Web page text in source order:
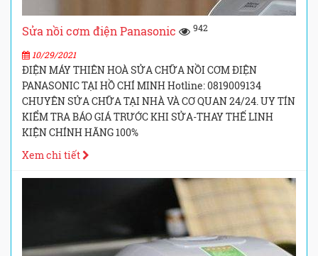
Sửa nồi cơm điện Panasonic 942
10/29/2021
ĐIỆN MÁY THIÊN HOÀ SỬA CHỮA NỒI CƠM ĐIỆN
PANASONIC TẠI HỒ CHÍ MINH Hotline: 0819009134
CHUYÊN SỬA CHỮA TẠI NHÀ VÀ CƠ QUAN 24/24. UY TÍN
KIỂM TRA BÁO GIÁ TRƯỚC KHI SỬA-THAY THẾ LINH
KIỆN CHÍNH HÃNG 100%
Xem chi tiết